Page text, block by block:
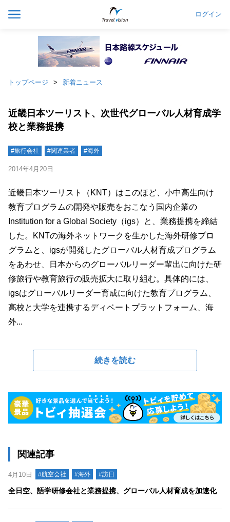
ログイン
トップページ 新着ニュース
近畿日本ツーリスト、次世代グローバル人材育成学
校と業務提携
#旅行会社 #関連業者 #海外
2014年4月20日
近畿日本ツーリスト（KNT）はこのほど、小中高生向け
教育プログラムの開発や販売をおこなう国内企業の
Institution for a Global Society（igs）と、業務提携を締結
した。KNTの海外ネットワークを生かした海外研修プロ
グラムと、igsが開発したグローバル人材育成プログラム
をあわせ、日本からのグローバルリーダー輩出に向けた研
修旅行や教育旅行の販売拡大に取り組む。具体的には、
igsはグローバルリーダー育成に向けた教育プログラム、
高校と大学を連携するディベートプラットフォーム、海
外...
続きを読む
関連記事
4月10日 #航空会社 #海外 #訪日
全日空、語学研修会社と業務提携、グローバル人材育成を加速化